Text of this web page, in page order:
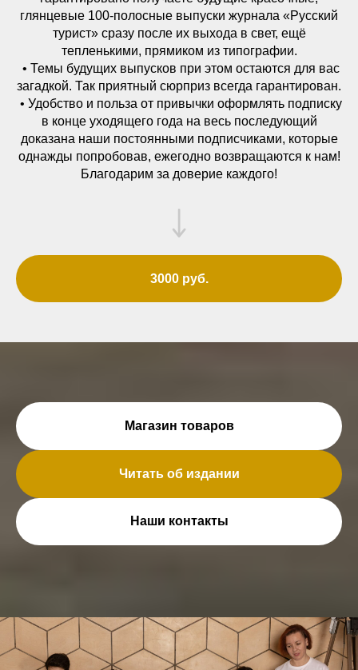
глянцевые 100-полосные выпуски журнала «Русский
турист» сразу после их выхода в свет, ещё
тепленькими, прямиком из типографии.
• Темы будущих выпусков при этом остаются для вас
загадкой. Так приятный сюрприз всегда гарантирован.
• Удобство и польза от привычки оформлять подписку
в конце уходящего года на весь последующий
доказана наши постоянными подписчиками, которые
однажды попробовав, ежегодно возвращаются к нам!
Благодарим за доверие каждого!
3000 руб.
Магазин товаров
Читать об издании
Наши контакты